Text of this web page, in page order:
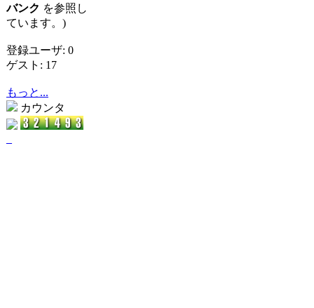
バンク を参照し
ています。)
登録ユーザ: 0
ゲスト: 17
もっと...
カウンタ